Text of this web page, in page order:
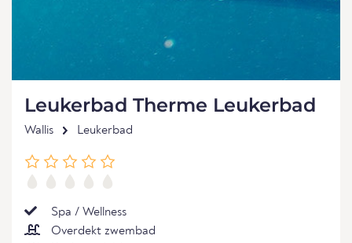
Leukerbad Therme Leukerbad
Wallis Leukerbad
Spa / Wellness
Overdekt zwembad